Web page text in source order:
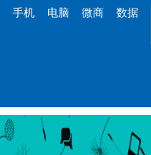
手机 电脑 微商 数据